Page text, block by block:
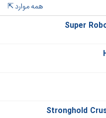
همه موارد
Super
Stronghold